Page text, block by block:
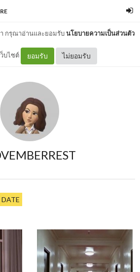
า กรุณาอ่านและยอมรับนโยบายความเป็นส่วนตัว
บไซต์ ยอมรับ ไม่ยอมรับ
DATE